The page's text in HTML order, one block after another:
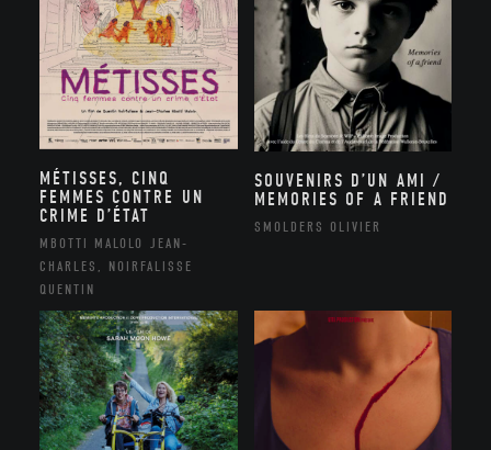
MÉTISSES, CINQ
FEMMES CONTRE UN
CRIME D’ÉTAT
MBOTTI MALOLO JEAN-
CHARLES, NOIRFALISSE
QUENTIN
SOUVENIRS D’UN AMI /
MEMORIES OF A FRIEND
SMOLDERS OLIVIER